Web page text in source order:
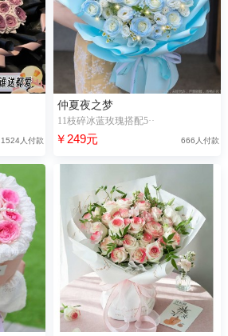
1524人付款
仲夏夜之梦
11枝碎冰蓝玫瑰搭配5··
￥249元 666人付款